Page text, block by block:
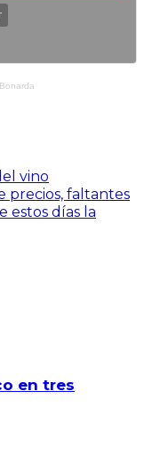
vino
precios, faltantes
estos días la
en tres